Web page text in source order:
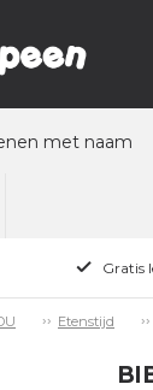
met naam
Gratis
Etenstijd